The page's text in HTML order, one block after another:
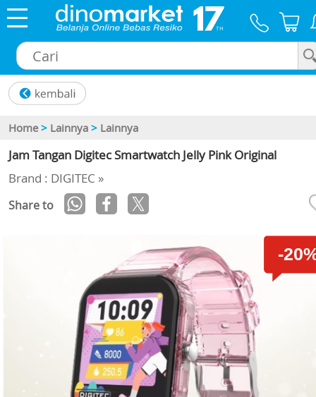
Home > Lainnya > Lainnya
Jam Tangan Digitec Smartwatch Jelly Pink Original
Brand : DIGITEC »
Share to
-